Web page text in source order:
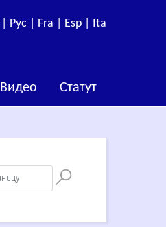
Рус | Fra | Esp | Ita
Видео Статут